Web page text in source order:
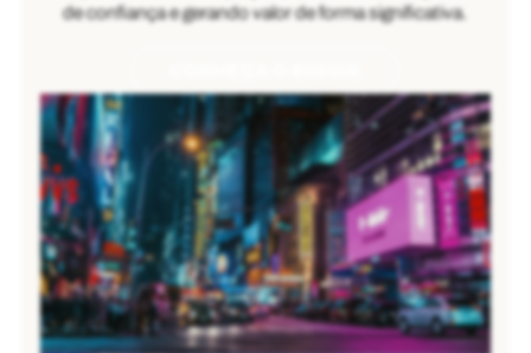
de confiança e gerando valor de forma significativa.